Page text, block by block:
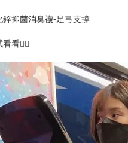
鋅抑菌消臭襪-足弓支撐
看🏃‍♀️